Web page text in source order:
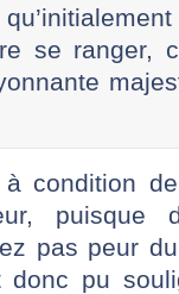
se ranger,
condition
puisque
pas peur
pu